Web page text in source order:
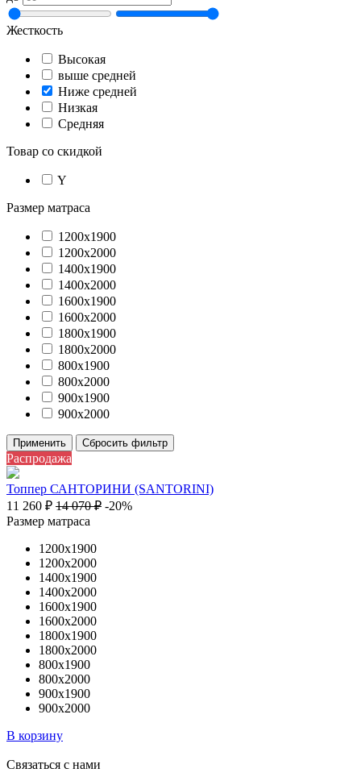
Жесткость
Высокая
выше средней
Ниже средней
Низкая
Средняя
Товар со скидкой
Y
Размер матраса
1200х1900
1200х2000
1400х1900
1400х2000
1600х1900
1600х2000
1800х1900
1800х2000
800х1900
800х2000
900х1900
900х2000
Применить Сбросить фильтр
Распродажа
Топпер САНТОРИНИ (SANTORINI)
11 260 ₽ 14 070₽ -20%
Размер матраса
1200х1900
1200х2000
1400х1900
1400х2000
1600х1900
1600х2000
1800х1900
1800х2000
800х1900
800х2000
900х1900
900х2000
В корзину
Связаться с нами